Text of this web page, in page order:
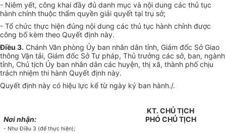
- Niêm yết, công khai đầy đủ danh mục và nội dung các thủ tục
hành chính thuộc thẩm quyền giải quyết tại trụ sở;
- Tổ chức thực hiện đúng nội dung các thủ tục hành chính được
công bố kèm theo Quyết định này.
Điều 3. Chánh Văn phòng Ủy ban nhân dân tỉnh, Giám đốc Sở Giao
thông Vận tải, Giám đốc Sở Tư pháp, Thủ trưởng các sở, ban, ngành
tỉnh, Chủ tịch Ủy ban nhân dân các huyện, thị xã, thành phố chịu
trách nhiệm thi hành Quyết định này.
Quyết định này có hiệu lực kể từ ngày ký ban hành./.
Nơi nhận:
- Như Điều 3 (để thực hiện);
KT. CHỦ TỊCH
PHÓ CHỦ TỊCH